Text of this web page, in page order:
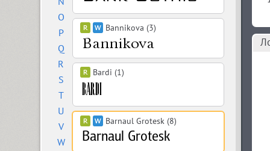
O
P
Q
R
S
T
U
V
W
Bannikova (3)
Bardi (1)
Barnaul Grotesk (8)